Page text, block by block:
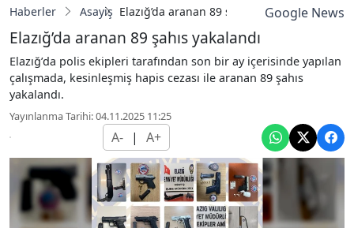
Haberler Asayiş Elazığ’da aranan 89 şahıs yakalandı
Google News
Elazığ’da aranan 89 şahıs yakalandı
Elazığ’da polis ekipleri tarafından son bir ay içerisinde yapılan
çalışmada, kesinleşmiş hapis cezası ile aranan 89 şahıs
yakalandı.
Yayınlanma Tarihi: 04.11.2025 11:25
A- | A+